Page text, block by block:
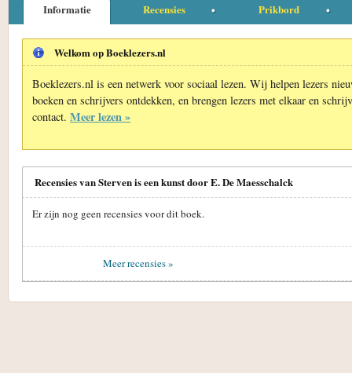
Informatie Recensies Prikbord
Welkom op Boeklezers.nl
Boeklezers.nl is een netwerk voor sociaal lezen. Wij helpen lezers
boeken en schrijvers ontdekken, en brengen lezers met elkaar en
contact. Meer lezen »
Recensies van Sterven is een kunst door E. De Maesschalck
Er zijn nog geen recensies voor dit boek.
Meer recensies »